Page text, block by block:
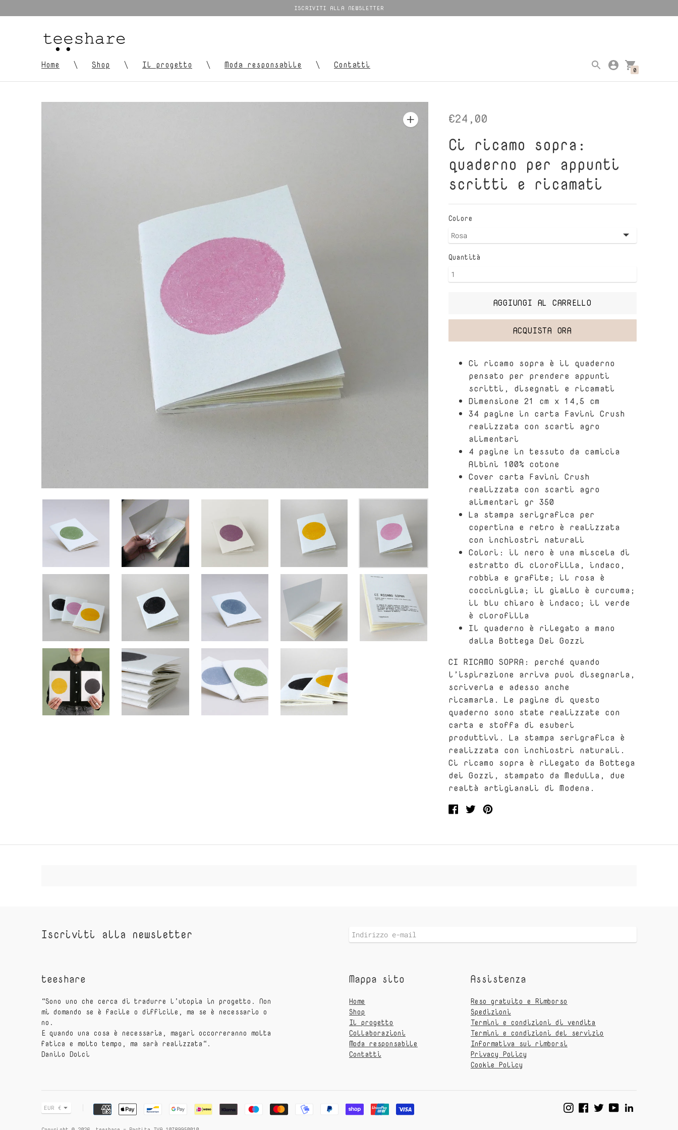
ISCRIVITI ALLA NEWSLETTER
Home \ Shop \ Il progetto \ Moda responsabile \ Contatti 0
€24,00
Ci ricamo sopra:
quaderno per appunti
scritti e ricamati
Colore
Quantità
AGGIUNGI AL CARRELLO
ACQUISTA ORA
Ci ricamo sopra è il quaderno
pensato per prendere appunti
scritti, disegnati e ricamati
Dimensione 21 cm x 14,5 cm
34 pagine in carta Favini Crush
realizzata con scarti agro
alimentari
4 pagine in tessuto da camicia
Albini 100% cotone
Cover carta Favini Crush
realizzata con scarti agro
alimentari gr 350
La stampa serigrafica per
copertina e retro è realizzata
con inchiostri naturali
Colori: il nero è una miscela di
estratto di clorofilla, indaco,
robbia e grafite; il rosa è
cocciniglia; il giallo è curcuma;
il blu chiaro è indaco; il verde
è clorofilla
Il quaderno è rilegato a mano
dalla Bottega Dei Gozzi
CI RICAMO SOPRA: perché quando
l’ispirazione arriva puoi disegnarla,
scriverla e adesso anche
ricamarla. Le pagine di questo
quaderno sono state realizzate con
carta e stoffa di esuberi
produttivi. La stampa serigrafica è
realizzata con inchiostri naturali.
Ci ricamo sopra è rilegato da Bottega
dei Gozzi, stampato da Medulla, due
realtà artigianali di Modena.
CondividiCondividiCondividi
Iscriviti alla newsletter
teeshare
“Sono uno che cerca di tradurre l’utopia in progetto. Non
mi domando se è facile o difficile, ma se è necessario o
no.
E quando una cosa è necessaria, magari occorreranno molta
fatica e molto tempo, ma sarà realizzata“.
Danilo Dolci
Mappa sito
Home
Shop
Il progetto
Collaborazioni
Moda responsabile
Contatti
Assistenza
Reso gratuito e Rimborso
Spedizioni
Termini e condizioni di vendita
Termini e condizioni del servizio
Informativa sui rimborsi
Privacy Policy
Cookie Policy
Valuta
EUR €
Metodo
di